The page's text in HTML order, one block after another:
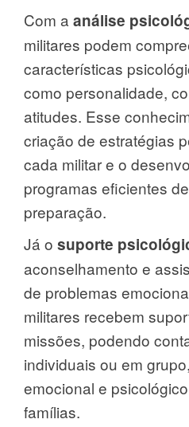
Com a análise
militares podem
características
como personalidade,
atitudes. Esse
criação de estratégias
cada militar e o
programas eficientes
preparação.
Já o suporte
aconselhamento e
de problemas
militares recebem
missões, podendo
individuais ou em
emocional e
famílias.